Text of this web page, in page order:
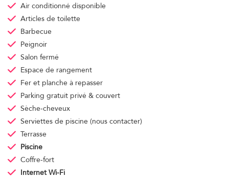
Air conditionné disponible
Articles de toilette
Barbecue
Peignoir
Salon fermé
Espace de rangement
Fer et planche à repasser
Parking gratuit privé & couvert
Sèche-cheveux
Serviettes de piscine (nous contacter)
Terrasse
Piscine
Coffre-fort
Internet Wi-Fi